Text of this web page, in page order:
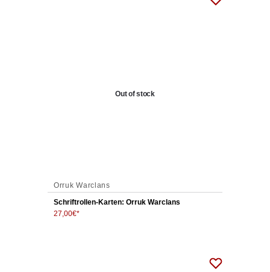
Out of stock
Orruk Warclans
Schriftrollen-Karten: Orruk Warclans
27,00€